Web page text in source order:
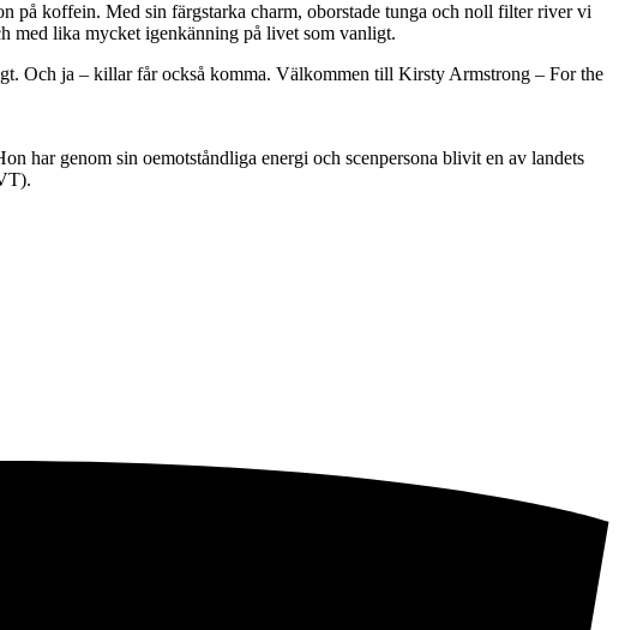
på koffein. Med sin färgstarka charm, oborstade tunga och noll filter river vi
med lika mycket igenkänning på livet som vanligt.
Och ja – killar får också komma. Välkommen till Kirsty Armstrong – For the
har genom sin oemotståndliga energi och scenpersona blivit en av landets